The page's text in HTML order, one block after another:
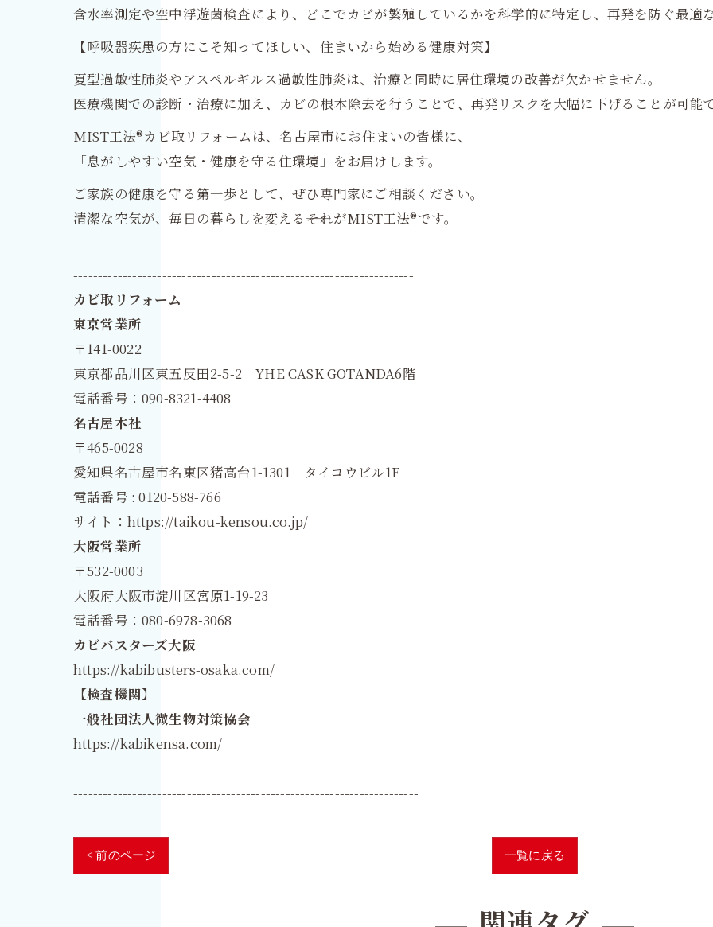
含水率測定や空中浮遊菌検査により、どこでカビが繁殖しているかを科学的に特定し、再発を防ぐ最適
【呼吸器疾患の方にこそ知ってほしい、住まいから始める健康対策】
夏型過敏性肺炎やアスペルギルス過敏性肺炎は、治療と同時に居住環境の改善が欠かせません。
医療機関での診断・治療に加え、カビの根本除去を行うことで、再発リスクを大幅に下げることが可能で
MIST工法®カビ取リフォームは、名古屋市にお住まいの皆様に、
「息がしやすい空気・健康を守る住環境」をお届けします。
ご家族の健康を守る第一歩として、ぜひ専門家にご相談ください。
清潔な空気が、毎日の暮らしを変える――それがMIST工法®です。
---------------------------------------------------------------------
カビ取リフォーム
東京営業所
〒141-0022
東京都品川区東五反田2-5-2 YHE CASK GOTANDA6階
電話番号：090-8321-4408
名古屋本社
〒465-0028
愛知県名古屋市名東区猪高台1-1301 タイコウビル1F
電話番号 : 0120-588-766
サイト： https://taikou-kensou.co.jp/
大阪営業所
〒532-0003
大阪府大阪市淀川区宮原1-19-23
電話番号：080-6978-3068
カビバスターズ大阪
https://kabibusters-osaka.com/
【検査機関】
一般社団法人微生物対策協会
https://kabikensa.com/
----------------------------------------------------------------------
< 前のページ 一覧に戻る